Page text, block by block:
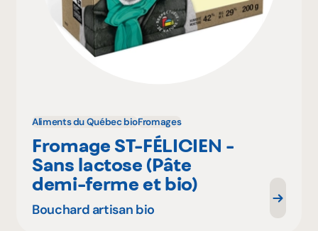
Aliments du Québec bioFromages
Fromage ST-FÉLICIEN -
Sans lactose (Pâte
demi-ferme et bio)
Bouchard artisan bio